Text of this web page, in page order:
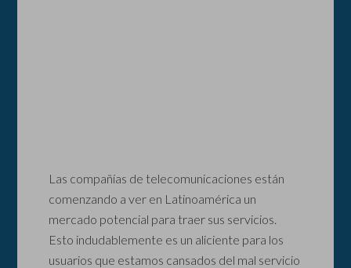
Las compañías de telecomunicaciones están
comenzando a ver en Latinoamérica un
mercado potencial para traer sus servicios.
Esto indudablemente es un aliciente para los
usuarios que estamos cansados del mal servicio